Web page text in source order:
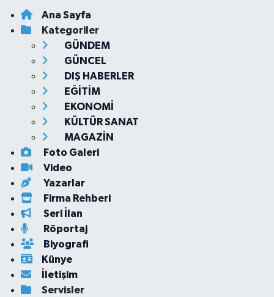
Ana Sayfa
Kategoriler
GÜNDEM
GÜNCEL
DIŞ HABERLER
EĞİTİM
EKONOMİ
KÜLTÜR SANAT
MAGAZİN
Foto Galeri
Video
Yazarlar
Firma Rehberi
Seri İlan
Röportaj
Biyografi
Künye
İletişim
Servisler